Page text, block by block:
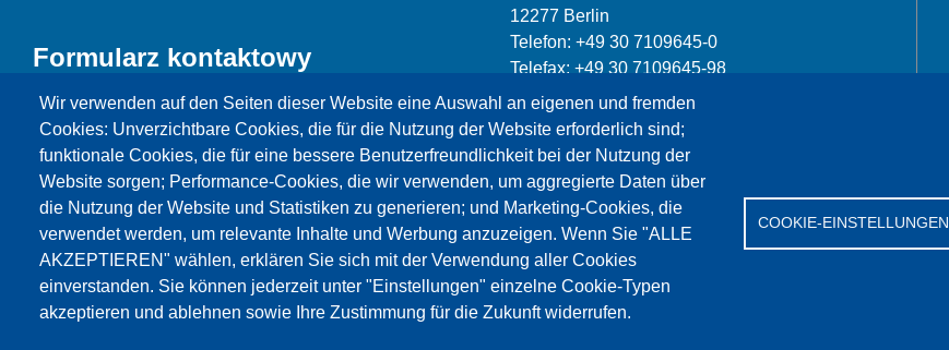
Wir verwenden auf den Seiten dieser Website eine Auswahl an eigenen und fremden
Cookies: Unverzichtbare Cookies, die für die Nutzung der Website erforderlich sind;
funktionale Cookies, die für eine bessere Benutzerfreundlichkeit bei der Nutzung der
Website sorgen; Performance-Cookies, die wir verwenden, um aggregierte Daten über
die Nutzung der Website und Statistiken zu generieren; und Marketing-Cookies, die
verwendet werden, um relevante Inhalte und Werbung anzuzeigen. Wenn Sie "ALLE
AKZEPTIEREN" wählen, erklären Sie sich mit der Verwendung aller Cookies
einverstanden. Sie können jederzeit unter "Einstellungen" einzelne Cookie-Typen
akzeptieren und ablehnen sowie Ihre Zustimmung für die Zukunft widerrufen.
COOKIE-EINSTELLUNGEN
Formularz kontaktowy
12277 Berlin
Telefon: +49 30 7109645-0
Telefax: +49 30 7109645-98
info@testing.de
Aktualności Serwis